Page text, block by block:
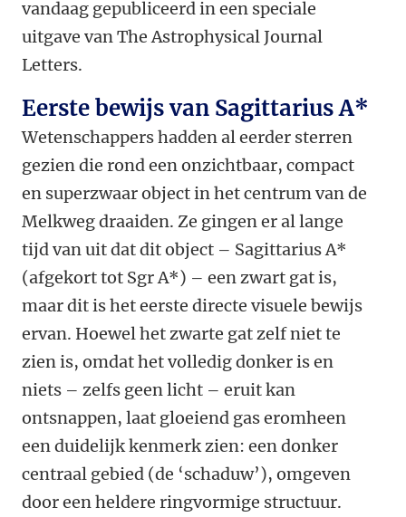
vandaag gepubliceerd in een speciale
uitgave van The Astrophysical Journal
Letters.
Eerste bewijs van Sagittarius A*
Wetenschappers hadden al eerder sterren
gezien die rond een onzichtbaar, compact
en superzwaar object in het centrum van de
Melkweg draaiden. Ze gingen er al lange
tijd van uit dat dit object – Sagittarius A*
(afgekort tot Sgr A*) – een zwart gat is,
maar dit is het eerste directe visuele bewijs
ervan. Hoewel het zwarte gat zelf niet te
zien is, omdat het volledig donker is en
niets – zelfs geen licht – eruit kan
ontsnappen, laat gloeiend gas eromheen
een duidelijk kenmerk zien: een donker
centraal gebied (de ‘schaduw’), omgeven
door een heldere ringvormige structuur.